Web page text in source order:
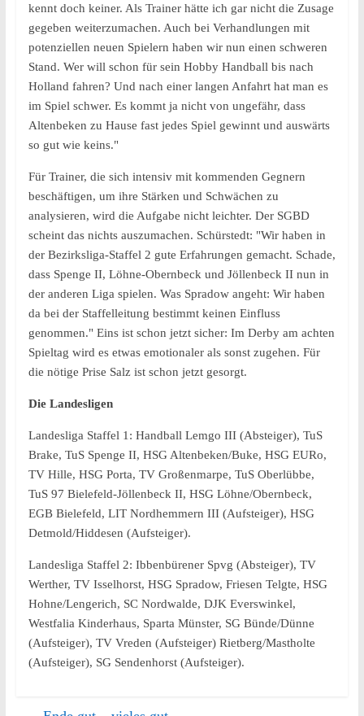
kennt doch keiner. Als Trainer hätte ich gar nicht die Zusage
gegeben weiterzumachen. Auch bei Verhandlungen mit
potenziellen neuen Spielern haben wir nun einen schweren
Stand. Wer will schon für sein Hobby Handball bis nach
Holland fahren? Und nach einer langen Anfahrt hat man es
im Spiel schwer. Es kommt ja nicht von ungefähr, dass
Altenbeken zu Hause fast jedes Spiel gewinnt und auswärts
so gut wie keins."
Für Trainer, die sich intensiv mit kommenden Gegnern
beschäftigen, um ihre Stärken und Schwächen zu
analysieren, wird die Aufgabe nicht leichter. Der SGBD
scheint das nichts auszumachen. Schürstedt: "Wir haben in
der Bezirksliga-Staffel 2 gute Erfahrungen gemacht. Schade,
dass Spenge II, Löhne-Obernbeck und Jöllenbeck II nun in
der anderen Liga spielen. Was Spradow angeht: Wir haben
da bei der Staffelleitung bestimmt keinen Einfluss
genommen." Eins ist schon jetzt sicher: Im Derby am achten
Spieltag wird es etwas emotionaler als sonst zugehen. Für
die nötige Prise Salz ist schon jetzt gesorgt.
Die Landesligen
Landesliga Staffel 1: Handball Lemgo III (Absteiger), TuS
Brake, TuS Spenge II, HSG Altenbeken/Buke, HSG EURo,
TV Hille, HSG Porta, TV Großenmarpe, TuS Oberlübbe,
TuS 97 Bielefeld-Jöllenbeck II, HSG Löhne/Obernbeck,
EGB Bielefeld, LIT Nordhemmern III (Aufsteiger), HSG
Detmold/Hiddesen (Aufsteiger).
Landesliga Staffel 2: Ibbenbürener Spvg (Absteiger), TV
Werther, TV Isselhorst, HSG Spradow, Friesen Telgte, HSG
Hohne/Lengerich, SC Nordwalde, DJK Everswinkel,
Westfalia Kinderhaus, Sparta Münster, SG Bünde/Dünne
(Aufsteiger), TV Vreden (Aufsteiger) Rietberg/Mastholte
(Aufsteiger), SG Sendenhorst (Aufsteiger).